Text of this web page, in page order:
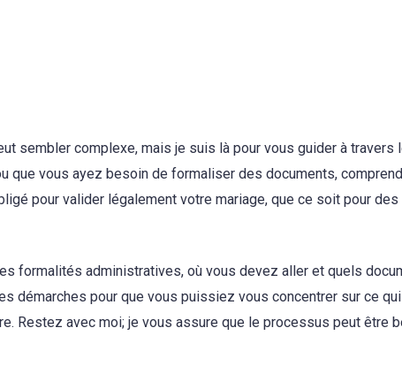
sembler complexe, mais je suis là pour vous guider à travers
que vous ayez besoin de formaliser des documents,
pour valider légalement votre mariage, que ce soit pour des
formalités administratives, où vous devez aller et quels
démarches pour que vous puissiez vous concentrer sur ce
Restez avec moi; je vous assure que le processus peut être